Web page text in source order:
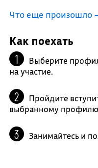
Что еще произошло
Как поехать
Выберите
на участие.
Пройдите
выбранному
Занимайтесь и